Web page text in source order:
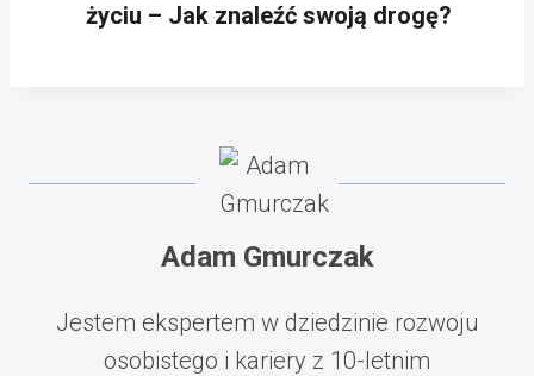
życiu – Jak znaleźć swoją drogę?
Adam Gmurczak
Jestem ekspertem w dziedzinie rozwoju
osobistego i kariery z 10-letnim